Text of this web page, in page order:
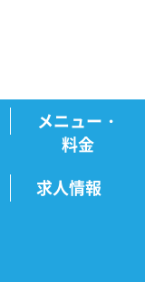
メニュー・
料金
求人情報